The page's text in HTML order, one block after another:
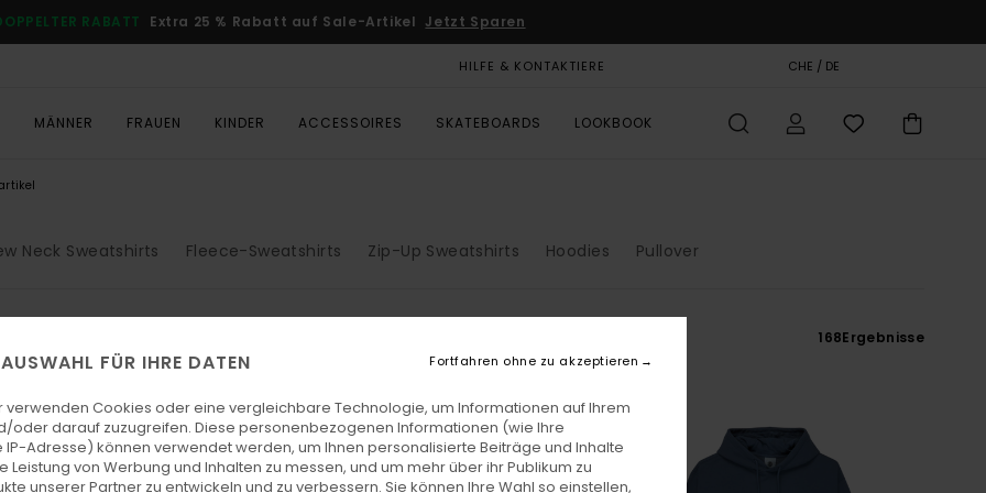
RABATT Extra 25 % Rabatt auf Sale-Artikel Jetzt Sparen
HILFE & KONTAKTIERE CHE / DE
MÄNNER FRAUEN KINDER ACCESSOIRES SKATEBOARDS LOOKBOOK
Neck Sweatshirts Fleece-Sweatshirts Zip-Up Sweatshirts Hoodies Pullover
168Ergebnisse
FÜR IHRE DATEN
verwenden Cookies oder eine vergleichbare Technologie, um Informationen auf Ihrem
oder darauf zuzugreifen. Diese personenbezogenen Informationen (wie Ihre
IP-Adresse) können verwendet werden, um Ihnen personalisierte Beiträge und Inhalte
Leistung von Werbung und Inhalten zu messen, und um mehr über ihr Publikum zu
unserer Partner zu entwickeln und zu verbessern. Sie können Ihre Wahl so einstellen,
Fortfahren ohne zu akzeptieren